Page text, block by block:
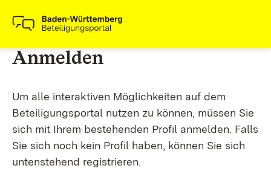
Anmelden
Um alle interaktiven Möglichkeiten auf dem
Beteiligungsportal nutzen zu können, müssen Sie
sich mit Ihrem bestehenden Profil anmelden. Falls
Sie sich noch kein Profil haben, können Sie sich
untenstehend registrieren.